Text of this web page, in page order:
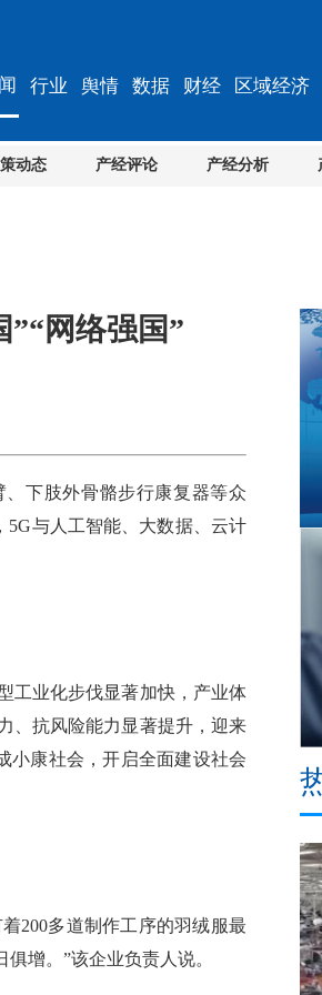
动态 产经评论 产经分析
行业 舆情 数据 财经 区域经济
网络强国”
下肢外骨骼步行康复器等众
5G与人工智能、大数据、云计
业化步伐显著加快，产业体
、抗风险能力显著提升，迎来
小康社会，开启全面建设社会
200多道制作工序的羽绒服最
增。”该企业负责人说。